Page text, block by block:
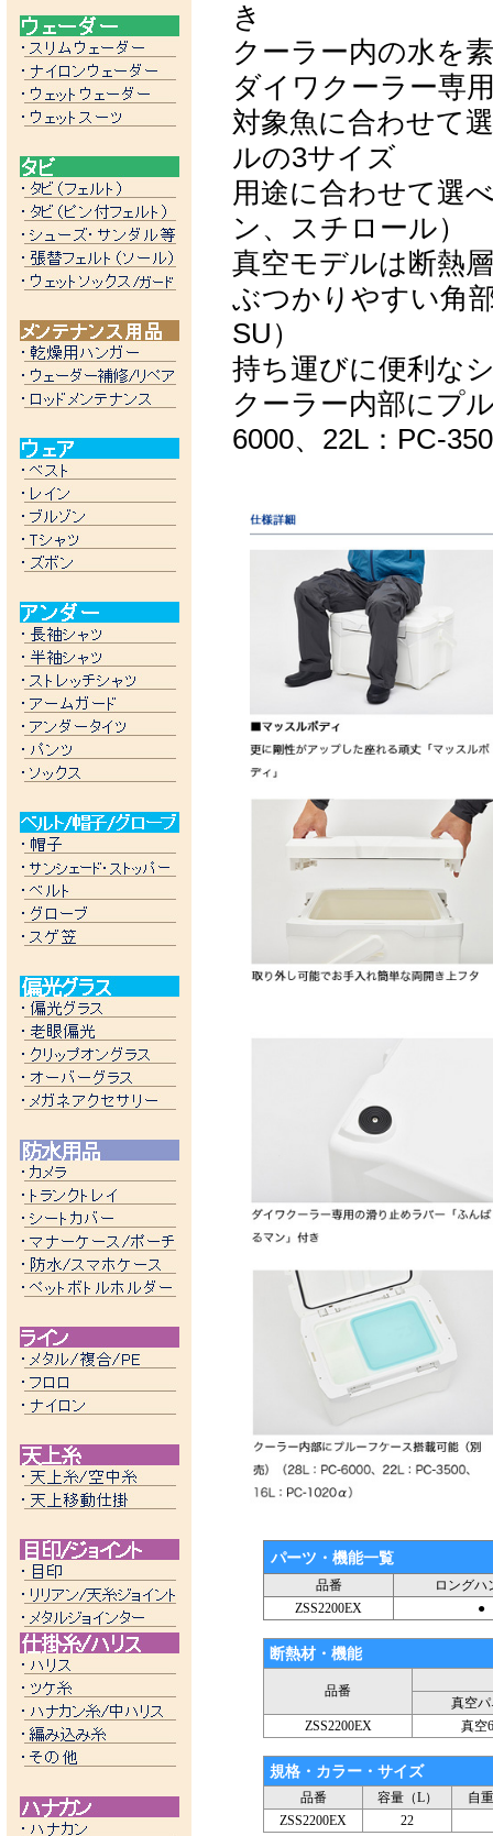
き
クーラー内の水を
ダイワクーラー専
対象魚に合わせて
ルの3サイズ
用途に合わせて選
ン、スチロール）
真空モデルは断熱
ぶつかりやすい角
SU）
持ち運びに便利な
クーラー内部にプ
6000、22L：PC-
パーツ・機能一覧
品番
ロングハ
ZSS2200EX
●
断熱材・機能
品番
真空
ZSS2200EX
真空
規格・カラー・サイズ
品番 容量（L）
自
ZSS2200EX
22